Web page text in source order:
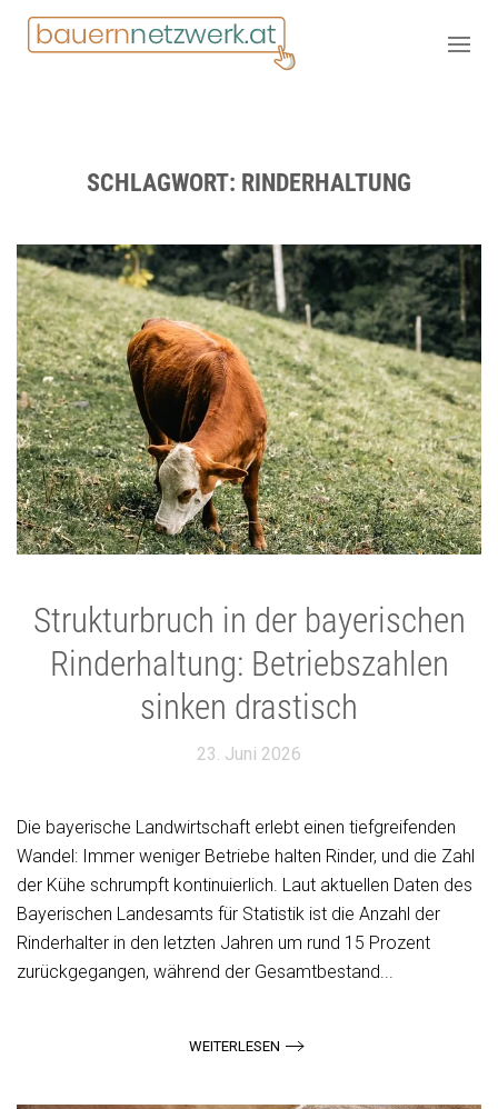
SCHLAGWORT: RINDERHALTUNG
Strukturbruch in der bayerischen
Rinderhaltung: Betriebszahlen
sinken drastisch
23. Juni 2026
Die bayerische Landwirtschaft erlebt einen tiefgreifenden
Wandel: Immer weniger Betriebe halten Rinder, und die Zahl
der Kühe schrumpft kontinuierlich. Laut aktuellen Daten des
Bayerischen Landesamts für Statistik ist die Anzahl der
Rinderhalter in den letzten Jahren um rund 15 Prozent
zurückgegangen, während der Gesamtbestand...
WEITERLESEN